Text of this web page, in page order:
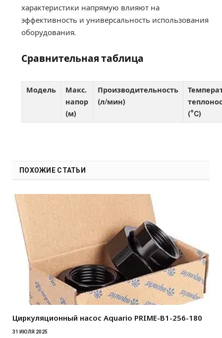
характеристики напрямую влияют на
эффективность и универсальность использования
оборудования.
Сравнительная таблица
Модель
Макс.
напор
(м)
Производительность
(л/мин)
(°C)
ПОХОЖИЕ СТАТЬИ
Циркуляционный насос Aquario PRIME-B1-256-180
31 ИЮЛЯ 2025